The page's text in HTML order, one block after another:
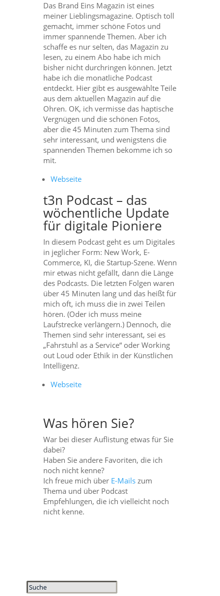
Das Brand Eins Magazin ist eines
meiner Lieblingsmagazine. Optisch toll
gemacht, immer schöne Fotos und
immer spannende Themen. Aber ich
schaffe es nur selten, das Magazin zu
lesen, zu einem Abo habe ich mich
bisher nicht durchringen können. Jetzt
habe ich die monatliche Podcast
entdeckt. Hier gibt es ausgewählte Teile
aus dem aktuellen Magazin auf die
Ohren. OK, ich vermisse das haptische
Vergnügen und die schönen Fotos,
aber die 45 Minuten zum Thema sind
sehr interessant, und wenigstens die
spannenden Themen bekomme ich so
mit.
Webseite
t3n Podcast – das
wöchentliche Update
für digitale Pioniere
In diesem Podcast geht es um Digitales
in jeglicher Form: New Work, E-
Commerce, KI, die Startup-Szene. Wenn
mir etwas nicht gefällt, dann die Länge
des Podcasts. Die letzten Folgen waren
über 45 Minuten lang und das heißt für
mich oft, ich muss die in zwei Teilen
hören. (Oder ich muss meine
Laufstrecke verlängern.) Dennoch, die
Themen sind sehr interessant, sei es
„Fahrstuhl as a Service“ oder Working
out Loud oder Ethik in der Künstlichen
Intelligenz.
Webseite
Was hören Sie?
War bei dieser Auflistung etwas für Sie
dabei?
Haben Sie andere Favoriten, die ich
noch nicht kenne?
Ich freue mich über E-Mailszum
Thema und über Podcast
Empfehlungen, die ich vielleicht noch
nicht kenne.